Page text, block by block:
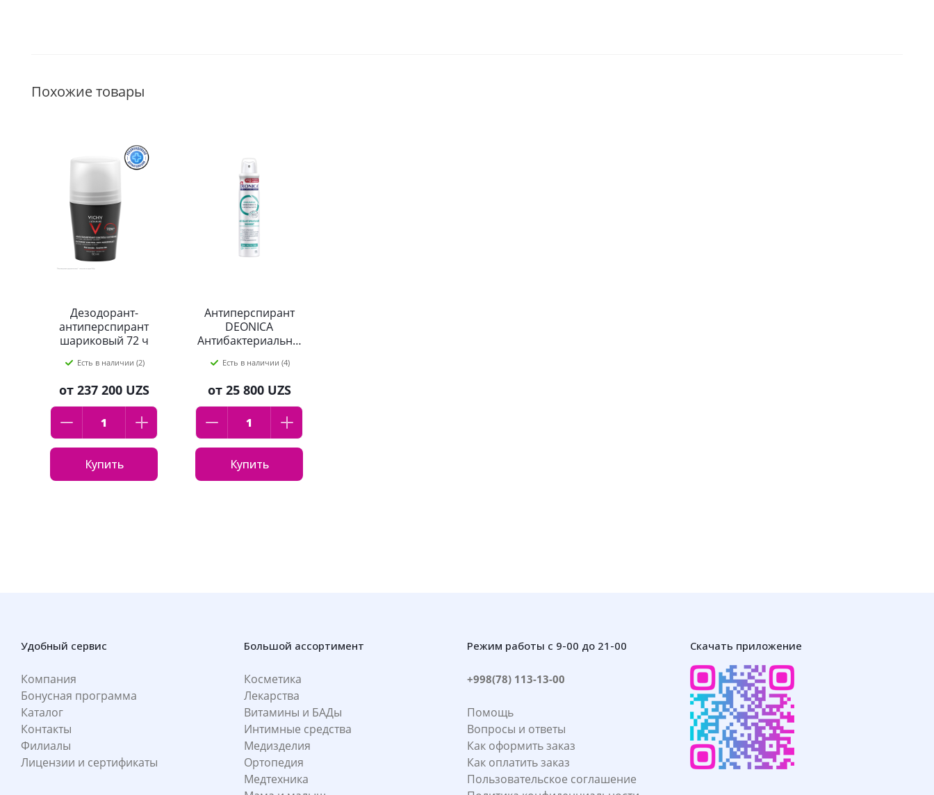
Похожие товары
Дезодорант-
антиперспирант
шариковый 72 ч
Есть в наличии (2)
от 237 200 UZS
Купить
Антиперспирант
DEONICA
Антибактериальный
спрей
Есть в наличии (4)
от 25 800 UZS
Купить
Удобный сервис
Компания
Бонусная программа
Каталог
Контакты
Филиалы
Лицензии и сертификаты
Большой ассортимент
Косметика
Лекарства
Витамины и БАДы
Интимные средства
Медизделия
Ортопедия
Медтехника
Режим работы с 9-00 до 21-00
+998(78) 113-13-00
Помощь
Вопросы и ответы
Как оформить заказ
Как оплатить заказ
Пользовательское соглашение
Скачать приложение